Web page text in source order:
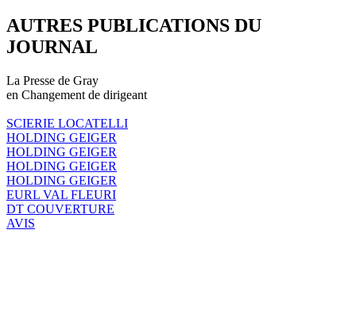
AUTRES PUBLICATIONS DU
JOURNAL
La Presse de Gray
en Changement de dirigeant
SCIERIE LOCATELLI
HOLDING GEIGER
HOLDING GEIGER
HOLDING GEIGER
HOLDING GEIGER
EURL VAL FLEURI
DT COUVERTURE
AVIS